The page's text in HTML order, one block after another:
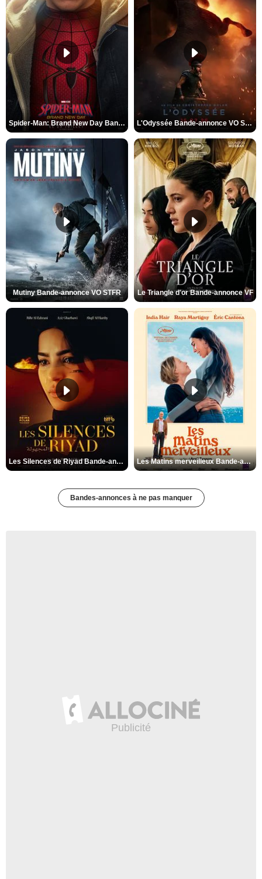
Spider-Man: Brand New Day Bande-annonce VO STFR L'Odyssée Bande-annonce VO STFR
Mutiny Bande-annonce VO STFR Le Triangle d'or Bande-annonce VF
Les Silences de Riyad Bande-annonce VO STFR Les Matins merveilleux Bande-annonce VF
Bandes-annonces à ne pas manquer